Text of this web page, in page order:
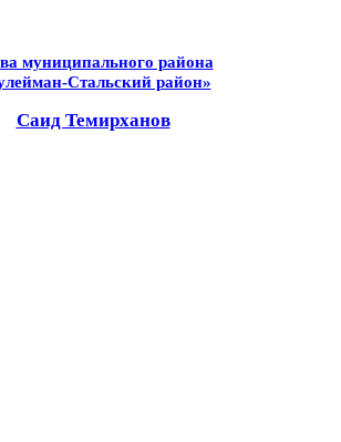
муниципального района
Стальский район»
Саид Темирханов